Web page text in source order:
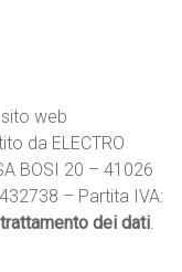
web
da ELECTRO
BOSI 20 – 41026
– Partita IVA:
dei dati.